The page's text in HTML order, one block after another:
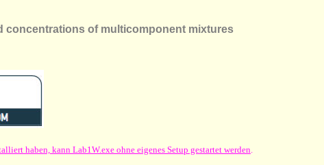
concentrations of multicomponent mixtures
haben, kann Lab1W.exe ohne eigenes Setup gestartet werden.